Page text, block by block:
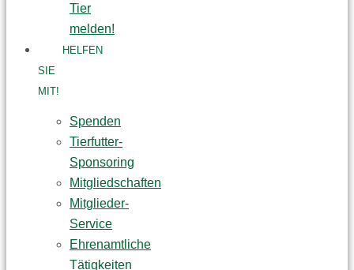
Tier
melden!
HELFEN
SIE
MIT!
Spenden
Tierfutter-
Sponsoring
Mitgliedschaften
Mitglieder-
Service
Ehrenamtliche
Tätigkeiten